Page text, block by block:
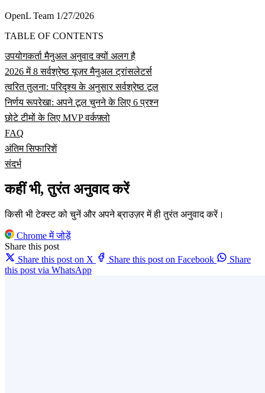
OpenL Team 1/27/2026
TABLE OF CONTENTS
उपयोगकर्ता मैनुअल अनुवाद क्यों अलग है
2026 में 8 सर्वश्रेष्ठ यूज़र मैनुअल ट्रांसलेटर्स
त्वरित तुलना: परिदृश्य के अनुसार सर्वश्रेष्ठ टूल
निर्णय रूपरेखा: अपने टूल चुनने के लिए 6 प्रश्न
छोटे टीमों के लिए MVP वर्कफ़्लो
FAQ
अंतिम सिफारिशें
संदर्भ
कहीं भी, तुरंत अनुवाद करें
किसी भी टेक्स्ट को चुनें और अपने ब्राउज़र में ही तुरंत अनुवाद करें।
Chrome में जोड़ें
Share this post
Share this post on X
Share this post on Facebook
Share
this post via WhatsApp